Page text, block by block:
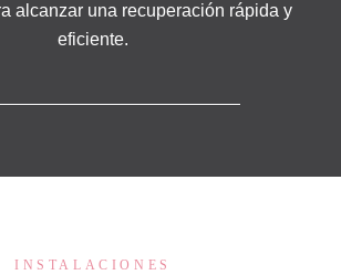
alcanzar una recuperación rápida y
eficiente.
INSTALACIONES